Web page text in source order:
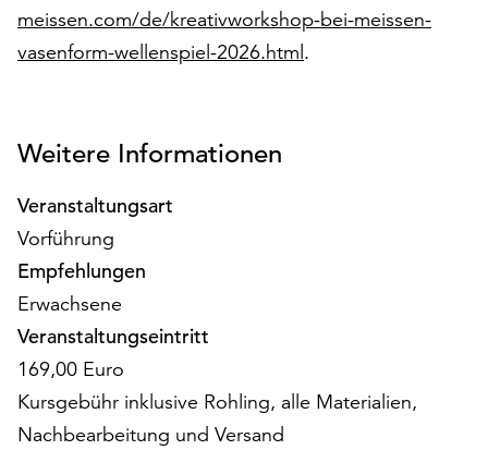
der
die
Einstellungen“
zur
Funktionale
Cookies
werden
auch
ohne
Ihr
Einverständnis
weiterhin
ausgeführt.
meissen.com/de/kreativworkshop-bei-meissen-
vasenform-wellenspiel-2026.html.
Weitere Informationen
Veranstaltungsart
Vorführung
Empfehlungen
Erwachsene
Veranstaltungseintritt
169,00 Euro
Kursgebühr inklusive Rohling, alle Materialien,
Nachbearbeitung und Versand